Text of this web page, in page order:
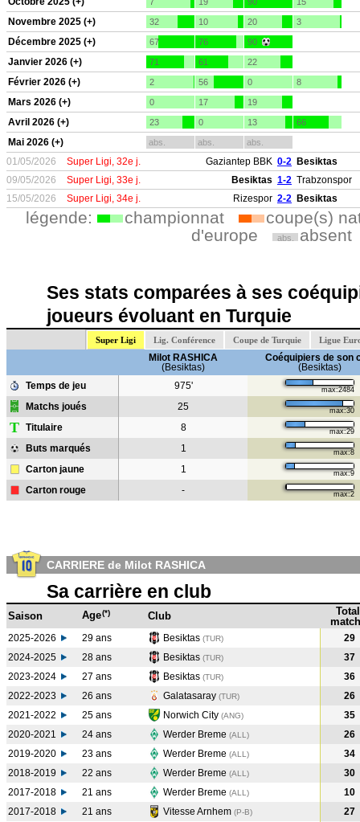
Novembre 2025 (+) 32 10 20 3
Décembre 2025 (+) 67 76 90
Janvier 2026 (+) 71 61 22
Février 2026 (+) 2 56 0 8
Mars 2026 (+) 0 17 19
Avril 2026 (+) 23 0 13 66
Mai 2026 (+) abs. abs. abs.
01/05/2026 Super Ligi, 32e j. Gaziantep BBK 0-2 Besiktas
09/05/2026
Super Ligi, 33e j. Besiktas 1-2 Trabzonspor
15/05/2026
Super Ligi, 34e j. Rizespor 2-2 Besiktas
légende: championnat
coupe(s)
d'europe
abs. absent
Ses stats comparées à ses
joueurs évoluant en Turquie
Super Ligi Lig. Conférence Coupe de Turquie Ligue
Milot RASHICA
(Besiktas)
Coéquipiers de son
(Besiktas)
Temps de jeu
975' max:2484
Matchs joués 25 max:30
T Titulaire 8 max:29
Buts marqués 1 max:8
Carton jaune 1 max:9
Carton rouge - max:2
CARRIERE de Milot RASHICA
Sa carrière en club
Saison Age(*) Club
Total
2025-2026 29 ans Besiktas (TUR)
29
2024-2025
28 ans Besiktas (TUR)
37
2023-2024
27 ans Besiktas (TUR)
36
2022-2023
26 ans Galatasaray (TUR)
26
2021-2022
25 ans Norwich City (ANG)
35
2020-2021
24 ans Werder Breme (ALL )
26
2019-2020
23 ans Werder Breme (ALL )
34
2018-2019
22 ans Werder Breme (ALL )
30
2017-2018
21 ans Werder Breme (ALL )
10
2017-2018
21 ans Vitesse Arnhem (P-B)
27